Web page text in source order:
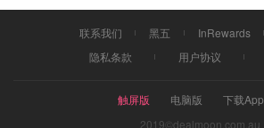
联系我们 黑五 InRewards
隐私条款
用户协议
触屏版 电脑版
下载App
2019©dealmoon.com.au